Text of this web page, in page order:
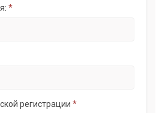
*
регистрации *